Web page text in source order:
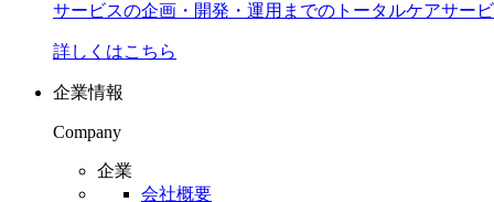
サービスの企画・開発・運用までのトータルケアサー
詳しくはこちら
企業情報
Company
企業
会社概要